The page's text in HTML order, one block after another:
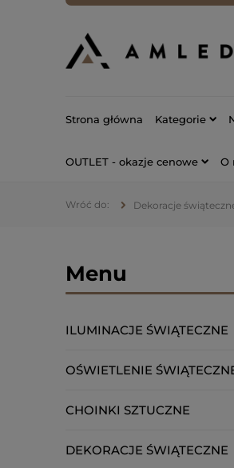
Strona główna Kategorie
OUTLET - okazje cenowe O
Dekoracje
Menu
ILUMINACJE ŚWIĄTECZNE
OŚWIETLENIE
CHOINKI SZTUCZNE
DEKORACJE ŚWIĄTECZNE